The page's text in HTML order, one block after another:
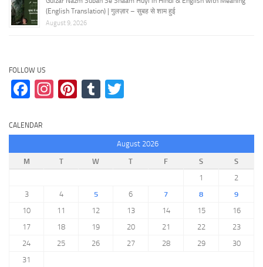
(English Translation) | गुलज़ार – सुबह से शाम हुई
August 9, 2026
FOLLOW US
Facebook
Instagram
Pinterest
Tumblr
CALENDAR
August 2026
M
T W T F S
S
1
2
3
4 5 6 7 8
9
10
11 12 13 14 15
16
17
18 19 20 21 22
23
24
25 26 27 28 29
30
31